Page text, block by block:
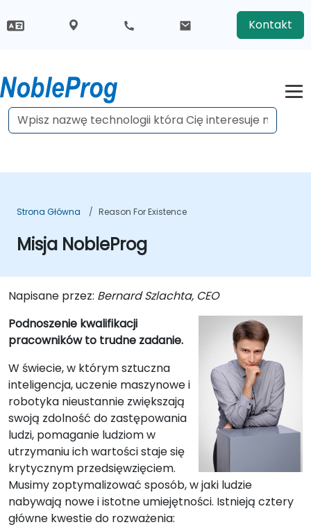
Kontakt
Strona Główna Reason For Existence
Misja NobleProg
Napisane przez: Bernard Szlachta, CEO
Podnoszenie kwalifikacji
pracowników to trudne zadanie.
W świecie, w którym sztuczna
inteligencja, uczenie maszynowe i
robotyka nieustannie zwiększają
swoją zdolność do zastępowania
ludzi, pomaganie ludziom w
utrzymaniu ich wartości staje się
krytycznym przedsięwzięciem.
Musimy zoptymalizować sposób, w jaki ludzie
nabywają nowe i istotne umiejętności. Istnieją cztery
główne kwestie do rozważenia: